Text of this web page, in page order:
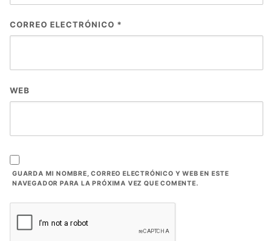
CORREO ELECTRÓNICO *
WEB
GUARDA MI NOMBRE, CORREO ELECTRÓNICO Y WEB EN ESTE
NAVEGADOR PARA LA PRÓXIMA VEZ QUE COMENTE.